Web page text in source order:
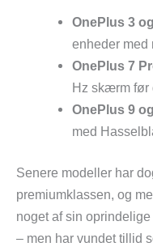
OnePlus 3
enheder med
OnePlus 7
Hz skærm før
OnePlus 9
med
Senere modeller har
premiumklassen, og
noget af sin
– men har vundet tillid